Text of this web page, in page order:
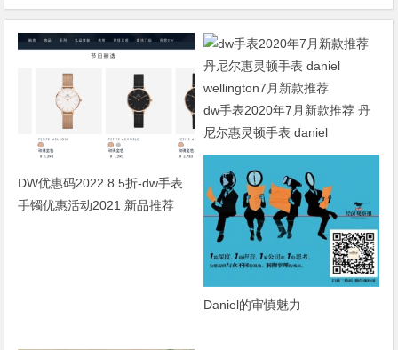
DW优惠码2022 8.5折-dw手表
手镯优惠活动2021 新品推荐
dw手表2020年7月新款推荐 丹
尼尔惠灵顿手表 daniel
wellington7月新款推荐
Daniel的审慎魅力